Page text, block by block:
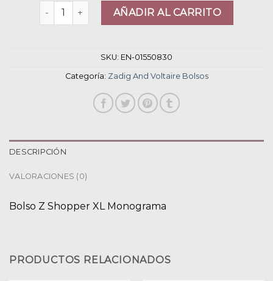
zadig and voltaire bolsos cantidad
AÑADIR AL CARRITO
SKU: EN-01550830
Categoría: Zadig And Voltaire Bolsos
DESCRIPCIÓN
VALORACIONES (0)
Bolso Z Shopper XL Monograma
PRODUCTOS RELACIONADOS